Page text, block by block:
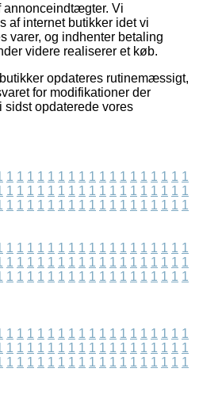
annonceindtægter. Vi
af internet butikker idet vi
varer, og indhenter betaling
videre realiserer et køb.
opdateres rutinemæssigt,
for modifikationer der
sidst opdaterede vores
1 1 1 1 1 1 1 1 1 1 1 1 1 1 1 1 1 1
1 1 1 1 1 1 1 1 1 1 1 1 1 1 1 1 1 1
1 1 1 1 1 1 1 1 1 1 1 1 1 1 1 1 1 1
1 1 1 1 1 1 1 1 1 1 1 1 1 1 1 1 1 1
1 1 1 1 1 1 1 1 1 1 1 1 1 1 1 1 1 1
1 1 1 1 1 1 1 1 1 1 1 1 1 1 1 1 1 1
1 1 1 1 1 1 1 1 1 1 1 1 1 1 1 1 1 1
1 1 1 1 1 1 1 1 1 1 1 1 1 1 1 1 1 1
1 1 1 1 1 1 1 1 1 1 1 1 1 1 1 1 1 1